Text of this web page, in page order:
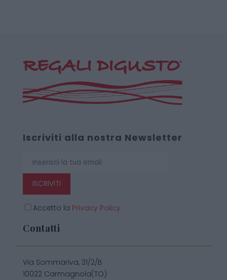
Iscriviti alla nostra Newsletter
ISCRIVITI
Accetto la Privacy Policy
Contatti
Via Sommariva, 31/2/B
10022 Carmagnola(TO)